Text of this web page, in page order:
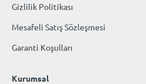
Gizlilik Politikası
Mesafeli Satış Sözleşmesi
Garanti Koşulları
Kurumsal